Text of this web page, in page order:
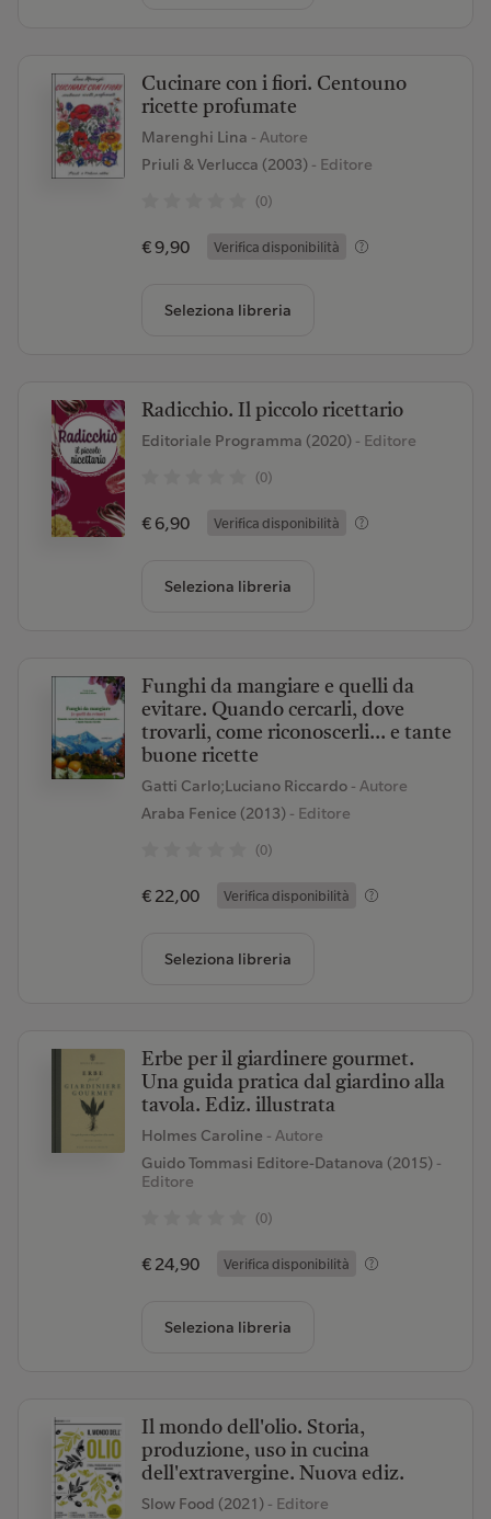
Cucinare con i fiori. Centouno
ricette profumate
Marenghi Lina - Autore
Priuli & Verlucca (2003)- Editore
(0)
€ 9,90 Verifica disponibilità
Seleziona libreria
Radicchio. Il piccolo ricettario
Editoriale Programma (2020)- Editore
(0)
€ 6,90 Verifica disponibilità
Seleziona libreria
Funghi da mangiare e quelli da
evitare. Quando cercarli, dove
trovarli, come riconoscerli... e tante
buone ricette
Gatti Carlo;Luciano Riccardo - Autore
Araba Fenice (2013)- Editore
(0)
€ 22,00 Verifica disponibilità
Seleziona libreria
Erbe per il giardinere gourmet.
Una guida pratica dal giardino alla
tavola. Ediz. illustrata
Holmes Caroline - Autore
Guido Tommasi Editore-Datanova (2015)-
Editore
(0)
€ 24,90 Verifica disponibilità
Seleziona libreria
Il mondo dell'olio. Storia,
produzione, uso in cucina
dell'extravergine. Nuova ediz.
Slow Food (2021)- Editore